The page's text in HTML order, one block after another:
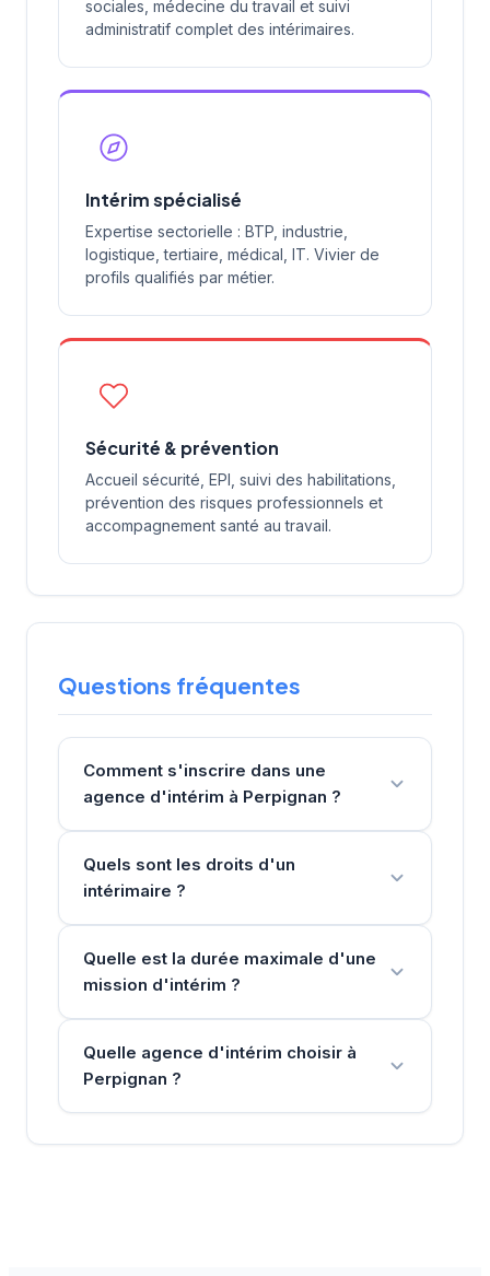
sociales, médecine du travail et suivi
administratif complet des intérimaires.
Intérim spécialisé
Expertise sectorielle : BTP, industrie,
logistique, tertiaire, médical, IT. Vivier de
profils qualifiés par métier.
Sécurité & prévention
Accueil sécurité, EPI, suivi des habilitations,
prévention des risques professionnels et
accompagnement santé au travail.
Questions fréquentes
Comment s'inscrire dans une
agence d'intérim à Perpignan ?
Quels sont les droits d'un
intérimaire ?
Quelle est la durée maximale d'une
mission d'intérim ?
Quelle agence d'intérim choisir à
Perpignan ?